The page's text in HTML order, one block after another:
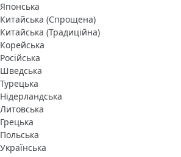
Японська
Китайська (Спрощена)
Китайська (Традиційна)
Корейська
Російська
Шведська
Турецька
Нідерландська
Литовська
Грецька
Польська
Українська